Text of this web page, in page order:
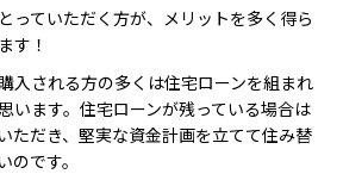
っていただく方が、メリットを多く得ら
す！
入される方の多くは住宅ローンを組まれ
います。住宅ローンが残っている場合は
ただき、堅実な資金計画を立てて住み替
のです。